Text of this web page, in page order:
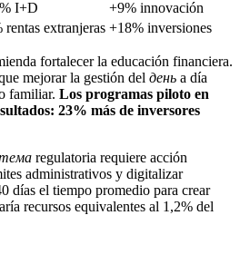
I+D
+9% innovación
extranjeras +18% inversiones
fortalecer la educación financiera.
mejorar la gestión del день a día
familiar. Los programas piloto en
23% más de inversores
regulatoria requiere acción
administrativos y digitalizar
días el tiempo promedio para crear
recursos equivalentes al 1,2% del